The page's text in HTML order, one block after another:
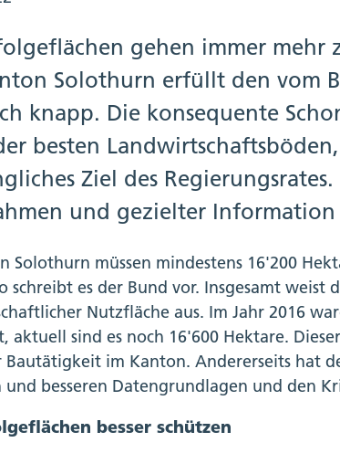
gehen immer mehr
Solothurn erfüllt den vom
knapp. Die konsequente
besten
Ziel des
und gezielter Information
Solothurn müssen mindestens 16'200
schreibt es der Bund vor. Insgesamt
Nutzfläche aus. Im Jahr 2016
aktuell sind es noch 16'600 Hektare.
Bautätigkeit im Kanton. Andererseits hat
besseren Datengrundlagen und den
besser schützen